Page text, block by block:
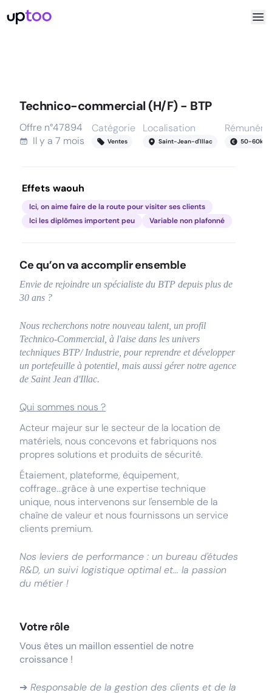
Technico-commercial (H/F) - BTP
Offre n°47894
Il y a 7 mois
Catégorie
Ventes
Localisation
Saint-Jean-d'Illac 50-60k
Effets waouh
Ici, on aime faire de la route pour visiter ses clients
Ici les diplômes importent peu
Variable non plafonné
Ce qu’on va accomplir ensemble
Envie de rejoindre un spécialiste du BTP depuis plus de
30 ans ?
Nous recherchons notre nouveau talent, un profil
Technico-Commercial, à l'aise dans les univers
techniques BTP/ Industrie, pour reprendre et développer
un portefeuille à potentiel, mais aussi gérer notre agence
de Saint Jean d'Illac.
Qui sommes nous ?
Acteur majeur sur le secteur de la location de
matériels, nous concevons et fabriquons nos
propres solutions et produits de sécurité.
Étaiement, plateforme, équipement,
coffrage...grâce à une expertise technique
unique, nous intervenons sur l'ensemble de la
chaîne de valeur et nous fournissons un service
clients premium.
Nos leviers de performance : un bureau d'études
R&D, un suivi logistique optimal et... la passion
du métier !
Votre rôle
Vous êtes un maillon essentiel de notre
croissance !
➔ Responsable de la gestion des clients et de la